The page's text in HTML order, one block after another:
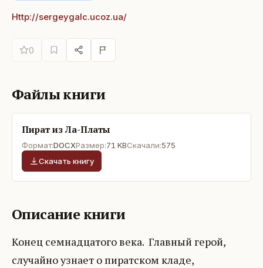
Http://sergeygalc.ucoz.ua/
0
Файлы книги
Пират из Ла-Платы
Формат:DOCXРазмер:71 KBСкачали:575
Скачать книгу
Описание книги
Конец семнадцатого века. Главный герой,
случайно узнает о пиратском кладе,